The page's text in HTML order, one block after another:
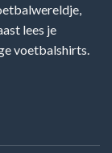
lees je
voetbalshirts.